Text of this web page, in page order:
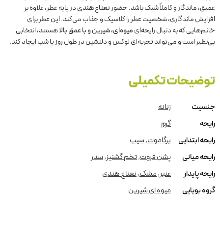
عمیق، ماندگار و کاملاً شیک باشد. حضورنعناع هندیدر پایه عطر، علاوه بر
افزایش ماندگاری، شخصیت عطر را کلاسیک و جذاب می‌کند. این عطر برای
خانم‌هایی که به دنبال رایحه‌ایمیوه‌ای، شیرین و با عمق بالاهستند، انتخابی
بی‌نظیر است و می‌تواند تجربه‌ای لوکس و دلنشین در طول روز یا شب ایجاد کند.
توضیحات تکمیلی
جنسیت
زنانه
رایحه
گرم
رایحه ابتدایی
برگاموت,سیب
رایحه میانی
پشن فروت,تخم گشنیز,سدر
رایحه پایدار
عنبر,مشک,نعناع هندی
گروه بویایی
میوه ای شیرین